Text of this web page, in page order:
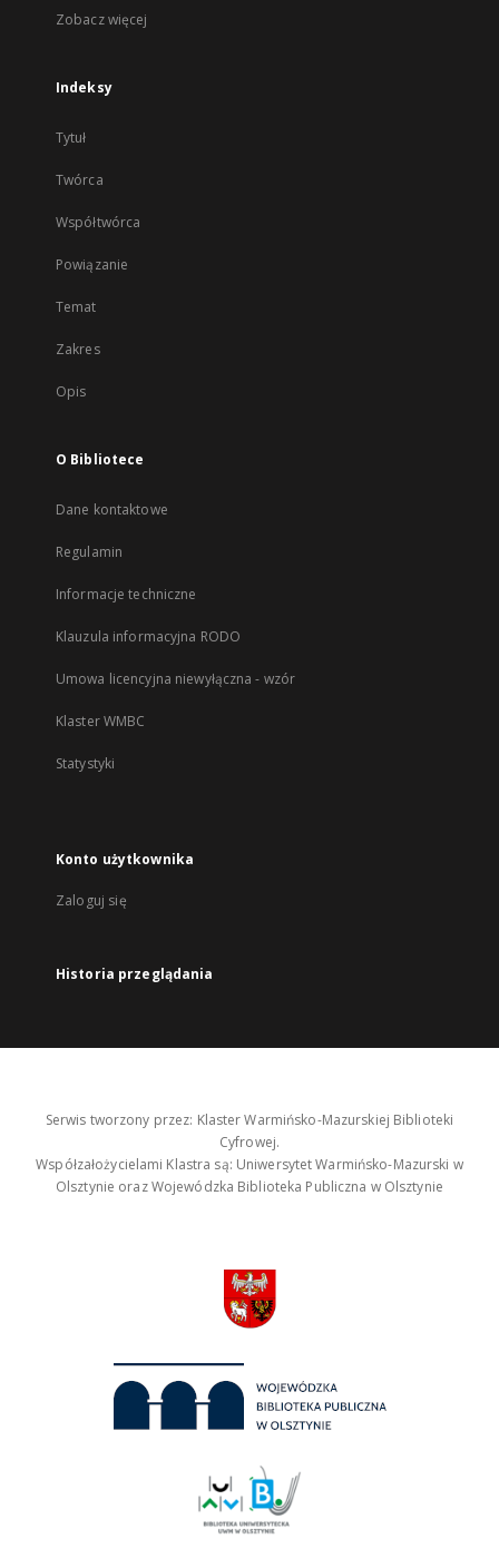
Zobacz więcej
Indeksy
Tytuł
Twórca
Współtwórca
Powiązanie
Temat
Zakres
Opis
O Bibliotece
Dane kontaktowe
Regulamin
Informacje techniczne
Klauzula informacyjna RODO
Umowa licencyjna niewyłączna - wzór
Klaster WMBC
Statystyki
Konto użytkownika
Zaloguj się
Historia przeglądania
Serwis tworzony przez: Klaster Warmińsko-Mazurskiej Biblioteki
Cyfrowej.
Współzałożycielami Klastra są: Uniwersytet Warmińsko-Mazurski w
Olsztynie oraz Wojewódzka Biblioteka Publiczna w Olsztynie